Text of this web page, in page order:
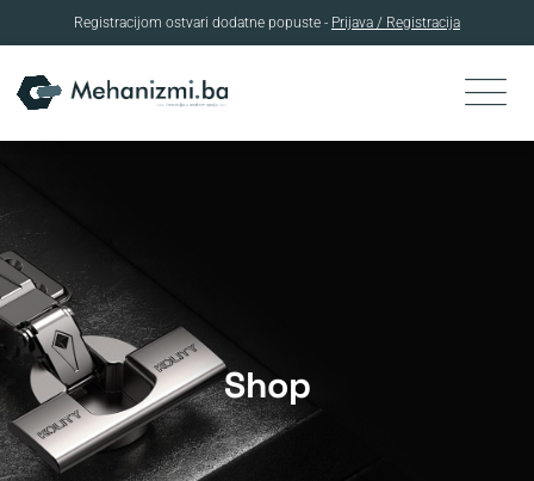
Skip
to
Registracijom ostvari dodatne popuste - Prijava / Registracija
Shop